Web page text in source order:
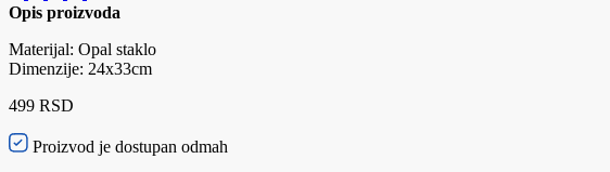
Opis proizvoda
Materijal: Opal staklo
Dimenzije: 24x33cm
499 RSD
Proizvod je dostupan odmah